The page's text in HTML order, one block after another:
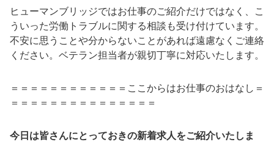
ヒューマンブリッジではお仕事のご紹介だけではなく、こ
ういった労働トラブルに関する相談も受け付けています。
不安に思うことや分からないことがあれば遠慮なくご連絡
ください。ベテラン担当者が親切丁寧に対応いたします。
＝＝＝＝＝＝＝＝＝＝＝＝ここからはお仕事のおはなし＝
＝＝＝＝＝＝＝＝＝＝＝＝＝＝＝
今日は皆さんにとっておきの新着求人をご紹介いたしま